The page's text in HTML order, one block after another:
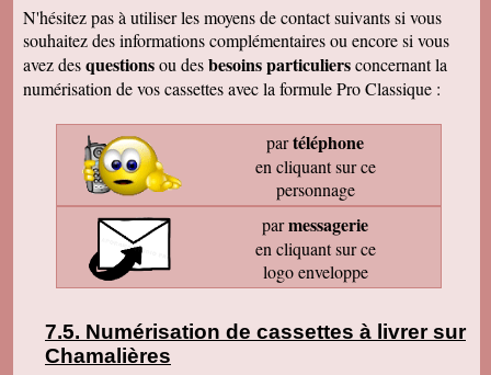
N'hésitez pas à utiliser les moyens de contact suivants si vous
souhaitez des informations complémentaires ou encore si vous
avez desquestionsou desbesoins particuliersconcernant la
numérisation de vos cassettes avec la formule Pro Classique :
partéléphone
en cliquant sur ce
personnage
parmessagerie
en cliquant sur ce
logo enveloppe
Numérisation de cassettes à livrer sur
Chamalières